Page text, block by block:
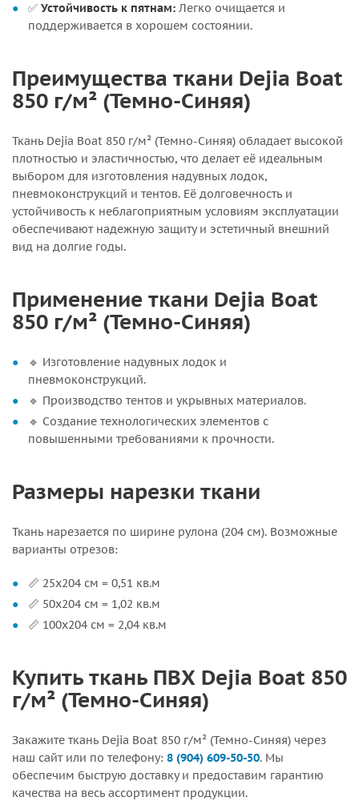
✅ Устойчивость к пятнам: Легко очищается и
поддерживается в хорошем состоянии.
Преимущества ткани Dejia Boat
850 г/м² (Темно-Синяя)
Ткань Dejia Boat 850 г/м² (Темно-Синяя) обладает высокой
плотностью и эластичностью, что делает её идеальным
выбором для изготовления надувных лодок,
пневмоконструкций и тентов. Её долговечность и
устойчивость к неблагоприятным условиям эксплуатации
обеспечивают надежную защиту и эстетичный внешний
вид на долгие годы.
Применение ткани Dejia Boat
850 г/м² (Темно-Синяя)
🔹 Изготовление надувных лодок и
пневмоконструкций.
🔹 Производство тентов и укрывных материалов.
🔹 Создание технологических элементов с
повышенными требованиями к прочности.
Размеры нарезки ткани
Ткань нарезается по ширине рулона (204 см). Возможные
варианты отрезов:
📏 25х204 см = 0,51 кв.м
📏 50х204 см = 1,02 кв.м
📏 100х204 см = 2,04 кв.м
Купить ткань ПВХ Dejia Boat 850
г/м² (Темно-Синяя)
Закажите ткань Dejia Boat 850 г/м² (Темно-Синяя) через
наш сайт или по телефону: 8 (904) 609-50-50. Мы
обеспечим быструю доставку и предоставим гарантию
качества на весь ассортимент продукции.